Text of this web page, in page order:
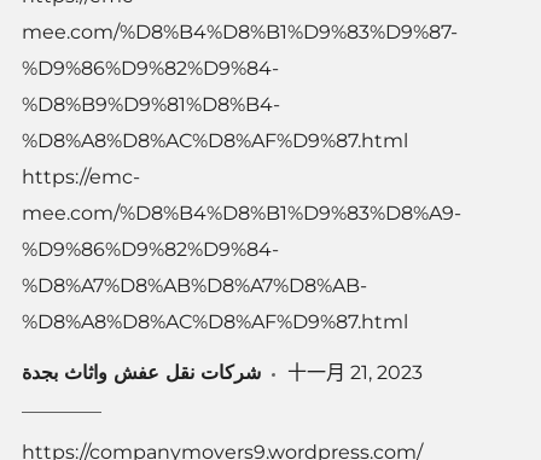
mee.com/%D8%B4%D8%B1%D9%83%D9%87-
%D9%86%D9%82%D9%84-
%D8%B9%D9%81%D8%B4-
%D8%A8%D8%AC%D8%AF%D9%87.html
https://emc-
mee.com/%D8%B4%D8%B1%D9%83%D8%A9-
%D9%86%D9%82%D9%84-
%D8%A7%D8%AB%D8%A7%D8%AB-
%D8%A8%D8%AC%D8%AF%D9%87.html
شركات نقل عفش واثاث بجدة 十一月 21, 2023
https://companymovers9.wordpress.com/